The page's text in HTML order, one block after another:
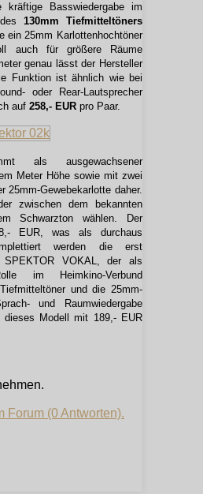
Basswiedergabe im
130mm Tiefmitteltöners
ein 25mm Karlottenhochtöner
auch für größere Räume
genau lässt der Hersteller
Funktion ist ähnlich wie bei
oder Rear-Lautsprecher
auf 258,- EUR pro Paar.
als ausgewachsener
Meter Höhe sowie mit zwei
25mm-Gewebekarlotte daher.
zwischen dem bekannten
Schwarzton wählen. Der
EUR, was als durchaus
werden die erst
SPEKTOR VOKAL, der als
im Heimkino-Verbund
und die 25mm-
und Raumwiedergabe
Modell mit 189,- EUR
Forum (0 Antworten).